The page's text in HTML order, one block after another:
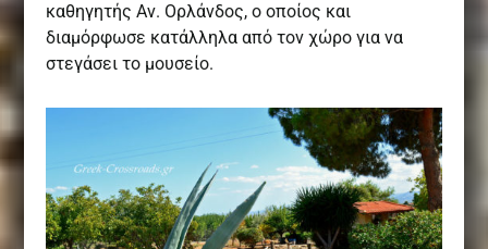
καθηγητής Αν. Ορλάνδος, ο οποίος και
διαμόρφωσε κατάλληλα από τον χώρο για να
στεγάσει το μουσείο.